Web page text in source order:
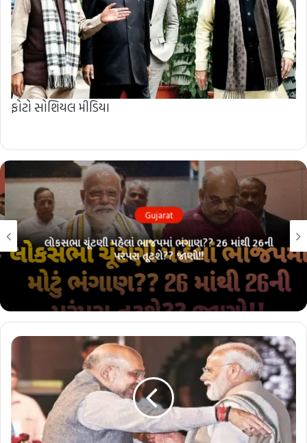
ફોટો સોશિયલ મીડિયા
Gujarat
લોકસભા ચૂંટણી પહેલાં ભાજપમાં ભંગાણ?? 26 માંથી 26ની
પરંપરા તૂટશે?? જાણો!!